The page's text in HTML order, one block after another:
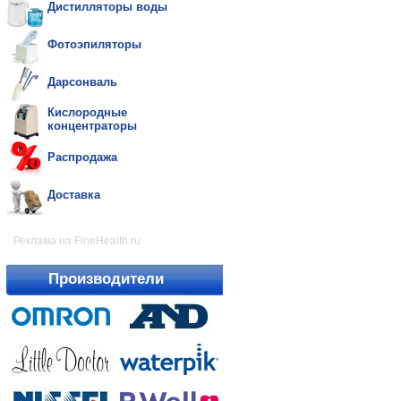
Дистилляторы воды
Фотоэпиляторы
Дарсонваль
Кислородные
концентраторы
Распродажа
Доставка
Реклама на FineHealth.ru:
Производители